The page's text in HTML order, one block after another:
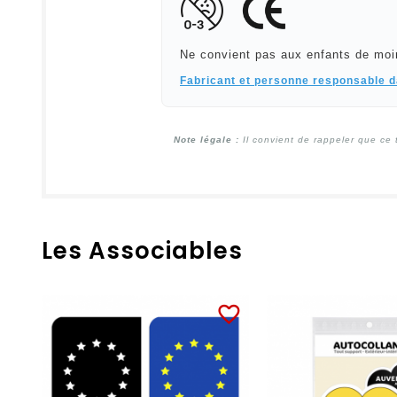
Ne convient pas aux enfants de
Fabricant et personne responsable
Note légale : Il convient de rappeler que ce
Les Associables
favorite_border